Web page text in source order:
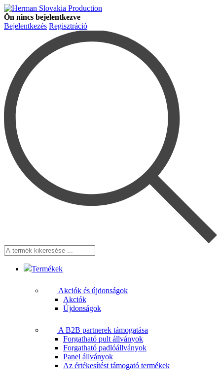
Ön nincs bejelentkezve
Bejelentkezés Regisztráció
A
termék
kikereséseTermékek
Akciók és újdonságok
Akciók
Újdonságok
A B2B partnerek támogatása
Forgatható pult állványok
Forgatható padlóállványok
Panel állványok
Az értékesítést támogató termékek